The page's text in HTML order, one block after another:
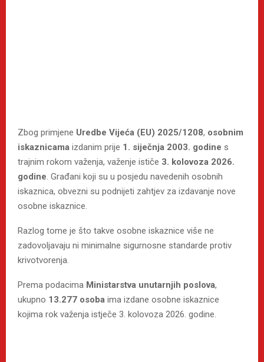
Zbog primjene Uredbe Vijeća (EU) 2025/1208, osobnim
iskaznicama izdanim prije 1. siječnja 2003. godine s
trajnim rokom važenja, važenje ističe 3. kolovoza 2026.
godine. Građani koji su u posjedu navedenih osobnih
iskaznica, obvezni su podnijeti zahtjev za izdavanje nove
osobne iskaznice.
Razlog tome je što takve osobne iskaznice više ne
zadovoljavaju ni minimalne sigurnosne standarde protiv
krivotvorenja.
Prema podacima Ministarstva unutarnjih poslova,
ukupno 13.277 osoba ima izdane osobne iskaznice
kojima rok važenja istječe 3. kolovoza 2026. godine.